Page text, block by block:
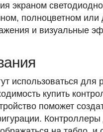
экраном
полноцветном или
и визуальные
использоваться для
купить
поможет